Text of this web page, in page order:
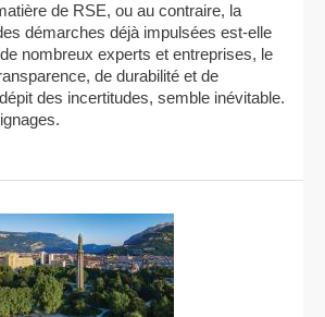
de RSE, ou au contraire, la
démarches déjà impulsées est-elle
nombreux experts et entreprises, le
de durabilité et de
des incertitudes, semble inévitable.